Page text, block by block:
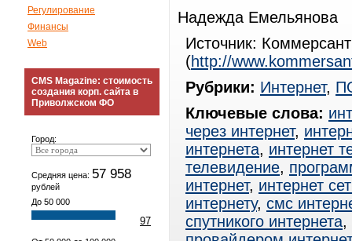
Регулирование
Финансы
Web
CMS Magazine: стоимость
создания корп. сайта в
Приволжском ФО
Город:
Средняя цена: 57 958
рублей
До 50 000
97
Надежда Емельянова
Источник:
(http://
Рубрики: Интернет,
Ключевые слова:
через интернет,
интернета, интернет
телевидение,
интернет, интернет
интернету, смс
спутникого интернета,